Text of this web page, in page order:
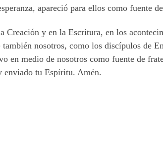
apareció para ellos como fuente
Creación y en la Escritura, en los
nosotros, como los discípulos de
en medio de nosotros como fuente de
enviado tu Espíritu. Amén.